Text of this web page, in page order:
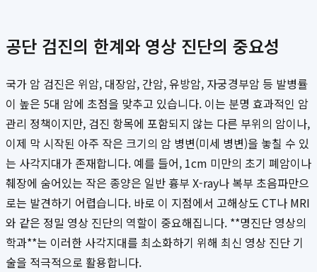
공단 검진의 한계와 영상 진단의 중요성
국가 암 검진은 위암, 대장암, 간암, 유방암, 자궁경부암 등 발병률
이 높은 5대 암에 초점을 맞추고 있습니다. 이는 분명 효과적인 암
관리 정책이지만, 검진 항목에 포함되지 않는 다른 부위의 암이나,
이제 막 시작된 아주 작은 크기의 암 병변(미세 병변)을 놓칠 수 있
는 사각지대가 존재합니다. 예를 들어, 1cm 미만의 초기 폐암이나
췌장에 숨어있는 작은 종양은 일반 흉부 X-ray나 복부 초음파만으
로는 발견하기 어렵습니다. 바로 이 지점에서 고해상도 CT나 MRI
와 같은 정밀 영상 진단의 역할이 중요해집니다. **명진단 영상의
학과**는 이러한 사각지대를 최소화하기 위해 최신 영상 진단 기
술을 적극적으로 활용합니다.